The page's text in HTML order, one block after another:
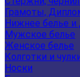
Грамоты,
Нижнее белье
Мужское белье
Женское белье
Колготки и
Носки